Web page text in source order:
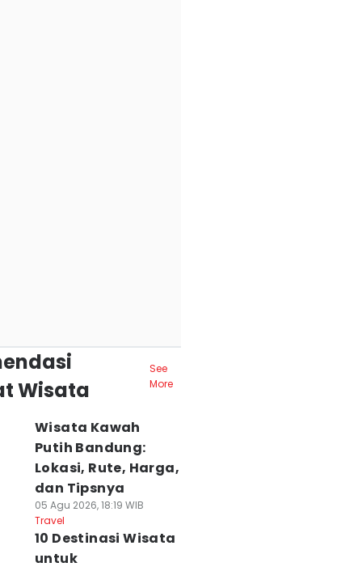
Wisata
See
More
Wisata Kawah
Putih Bandung:
Lokasi, Rute, Harga,
dan Tipsnya
05 Agu 2026, 18:19 WIB
Travel
10 Destinasi Wisata
untuk